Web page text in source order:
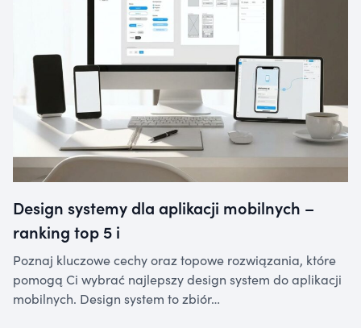
Design systemy dla aplikacji mobilnych –
ranking top 5 i
Poznaj kluczowe cechy oraz topowe rozwiązania, które
pomogą Ci wybrać najlepszy design system do aplikacji
mobilnych. Design system to zbiór…